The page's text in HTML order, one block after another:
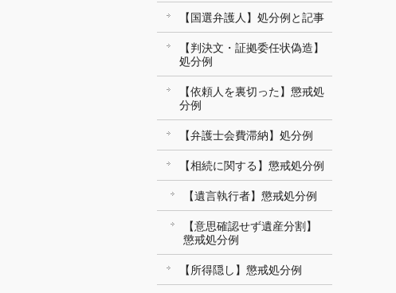
【国選弁護人】処分例と記事
【判決文・証拠委任状偽造】
処分例
【依頼人を裏切った】懲戒処
分例
【弁護士会費滞納】処分例
【相続に関する】懲戒処分例
【遺言執行者】懲戒処分例
【意思確認せず遺産分割】
懲戒処分例
【所得隠し】懲戒処分例